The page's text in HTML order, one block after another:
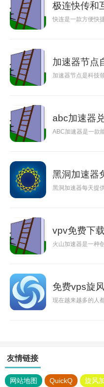
极连快传和
快连是一款方便快
加速器节点
加速器节点是科技
abc加速器
ABC加速器是一款
黑洞加速器
黑洞加速器每天提
vpv免费下载
火山加速器是一种
免费vps旋
现在越来越多的人
友情链接
网站地图 QuickQ 旋风